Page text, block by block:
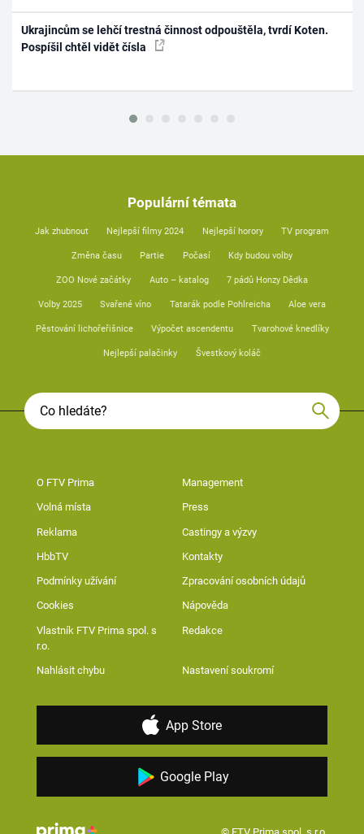
Ukrajincům se lehčí trestná činnost odpouštěla, tvrdí Koten.
Pospíšil chtěl vidět čísla
Populární témata
Jak zhubnout Nejlepší filmy 2024 Nejlepší horory TV program
Změna času Partie Počasí Kdy budou volby
ZOO Nové začátky Auto – katalog 7 pádů Honzy Dědka
Volby 2025 Svařené víno Tatarák podle Pohlreicha Aloe vera
Pěstování lichořeřišnice Výpočet ascendentu Tvarohové knedlíky
Nejlepší palačinky Švestkový koláč
O FTV Prima Management
Volná místa Press
Reklama Castingy a výzvy
HbbTV Kontakty
Podmínky užívání Zpracování osobních údajů
Cookies Nápověda
Vlastník FTV Prima spol. s
r.o.
Redakce
Nahlásit chybu Nastavení soukromí
App Store
Google Play